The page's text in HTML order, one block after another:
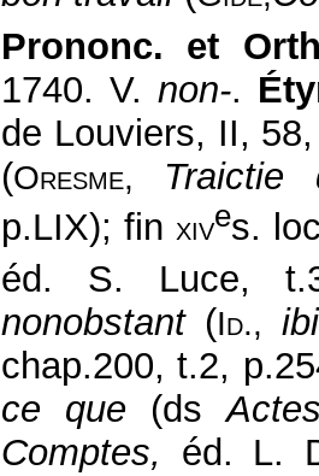
Prononc. et
1740. V. non-.
de Louviers, II,
(Oresme,
Traictie
p.LIX); fin xives.
éd. S. Luce,
nonobstant(Id.,
chap.200, t.2,
ce que (ds
Comptes,
éd. L.